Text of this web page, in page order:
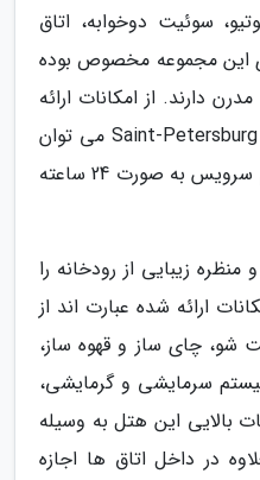
سوئیت دوخوابه، اتاق
این مجموعه مخصوص بوده
دارند. از امکانات ارائه
شده در اتاق های هتل Saint-Petersburg Hotel می توان
به تلویزیون، فضای نشیمن روم سرویس به صورت 24 ساعته
زیبایی از رودخانه را
ارائه شده عبارت اند از
شو، چای ساز و قهوه ساز،
سرمایشی و گرمایشی،
بالایی این هتل به وسیله
در داخل اتاق ها اجازه